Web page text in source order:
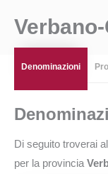
Denominazioni
Di seguito troverai
per la provincia